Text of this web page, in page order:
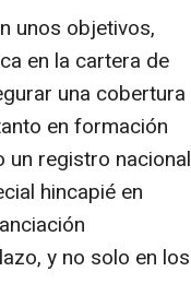
unos objetivos,
en la cartera de
una cobertura
en formación
un registro nacional
hincapié en
y no solo en los